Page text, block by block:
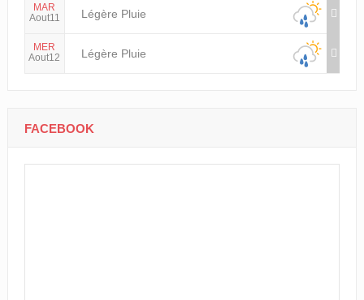
MAR
Aout11
Légère Pluie
MER
Aout12
Légère Pluie
FACEBOOK